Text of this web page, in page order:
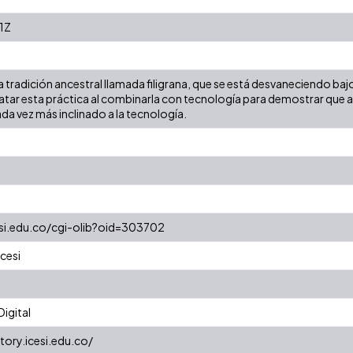
tradición ancestral llamada filigrana, que se está desvaneciendo
esta práctica al combinarla con tecnología para demostrar que
vez más inclinado a la tecnología.
cgi-olib?oid=303702